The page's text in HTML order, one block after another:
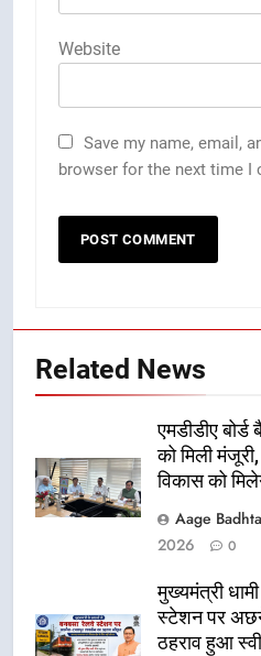
Website
Save my name, email,
browser for the next time I
Related News
एमडीडीए
को मिली
विकास को
Aage
2026
0
मुख्यमंत्री
स्टेशन पर
ठहराव हुआ